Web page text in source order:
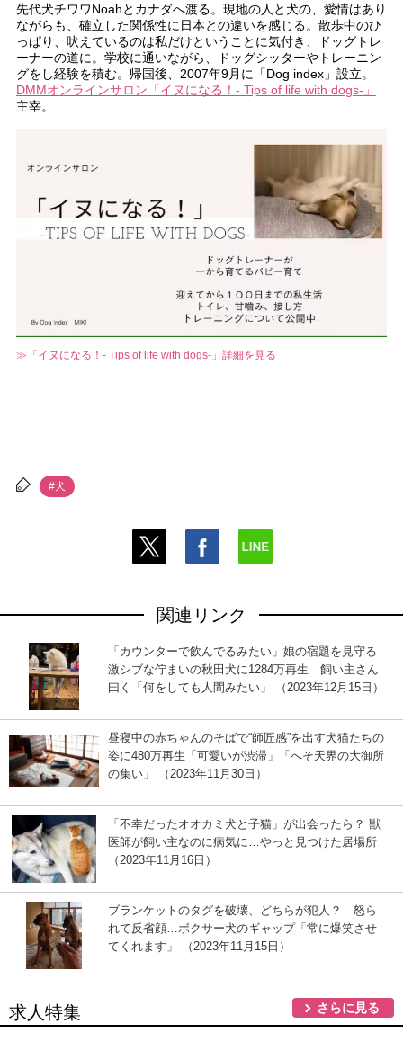
先代犬チワワNoahとカナダへ渡る。現地の人と犬の、愛情はあり
ながらも、確立した関係性に日本との違いを感じる。散歩中のひ
っぱり、吠えているのは私だけということに気付き、ドッグトレ
ーナーの道に。学校に通いながら、ドッグシッターやトレーニン
グをし経験を積む。帰国後、2007年9月に「Dog index」設立。
DMMオンラインサロン「イヌになる！- Tips of life with dogs-」
主宰。
「イヌになる！- Tips of life with dogs-」詳細を見る
#犬
関連リンク
「カウンターで飲んでるみたい」娘の宿題を見守る
激シブな佇まいの秋田犬に1284万再生 飼い主さん
曰く「何をしても人間みたい」 （2023年12月15日）
昼寝中の赤ちゃんのそばで“師匠感”を出す犬猫たちの
姿に480万再生「可愛いが渋滞」「へそ天界の大御所
の集い」 （2023年11月30日）
「不幸だったオオカミ犬と子猫」が出会ったら？ 獣
医師が飼い主なのに病気に…やっと見つけた居場所
（2023年11月16日）
ブランケットのタグを破壊、どちらが犯人？ 怒ら
れて反省顔…ボクサー犬のギャップ「常に爆笑させ
てくれます」 （2023年11月15日）
求人特集 さらに見る